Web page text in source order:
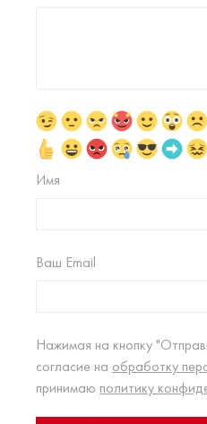
Имя
Ваш Email
Нажимая на кнопку
согласие на обработку
принимаю политику